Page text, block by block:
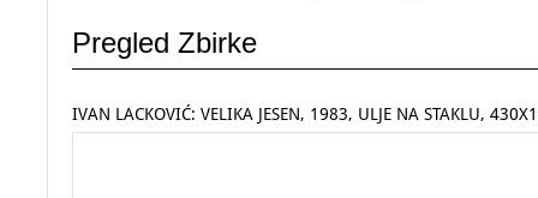
Pregled Zbirke
IVAN LACKOVIĆ: VELIKA JESEN, 1983, ULJE NA STAKLU,